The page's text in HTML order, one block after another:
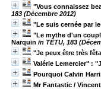
"Vous connaissez
183 (Décembre 2012)
"Le suis cernée par
"Le mythe d'un
Narquin in TÊTU, 183
"Je peux être très
Valérie Lemercier" :
Pourquoi Calvin
Mr Fantastic /